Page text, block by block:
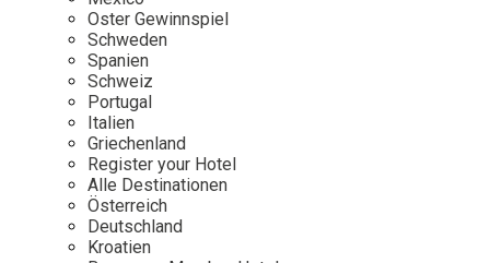
Mexico
Niederlande
Österreich
Portugal
Schweden
Spanien
Schweiz
Persönlichkeiten
Our Story
Career
Kontakt
Impressum
Oster Gewinnspiel
Schweden
Spanien
Schweiz
Portugal
Italien
Griechenland
Register your Hotel
Alle Destinationen
Österreich
Deutschland
Kroatien